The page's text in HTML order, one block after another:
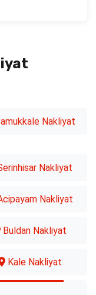
Nakliyat
Nakliyat
Nakliyat
Buldan Nakliyat
Kale Nakliyat